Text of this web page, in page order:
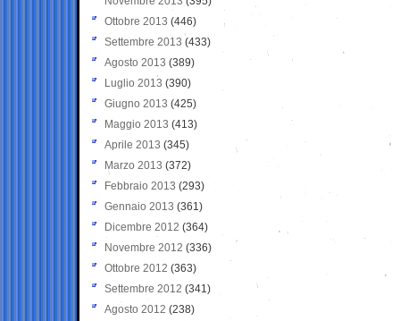
Ottobre 2013 (446)
Settembre 2013 (433)
Agosto 2013 (389)
Luglio 2013 (390)
Giugno 2013 (425)
Maggio 2013 (413)
Aprile 2013 (345)
Marzo 2013 (372)
Febbraio 2013 (293)
Gennaio 2013 (361)
Dicembre 2012 (364)
Novembre 2012 (336)
Ottobre 2012 (363)
Settembre 2012 (341)
Agosto 2012 (238)